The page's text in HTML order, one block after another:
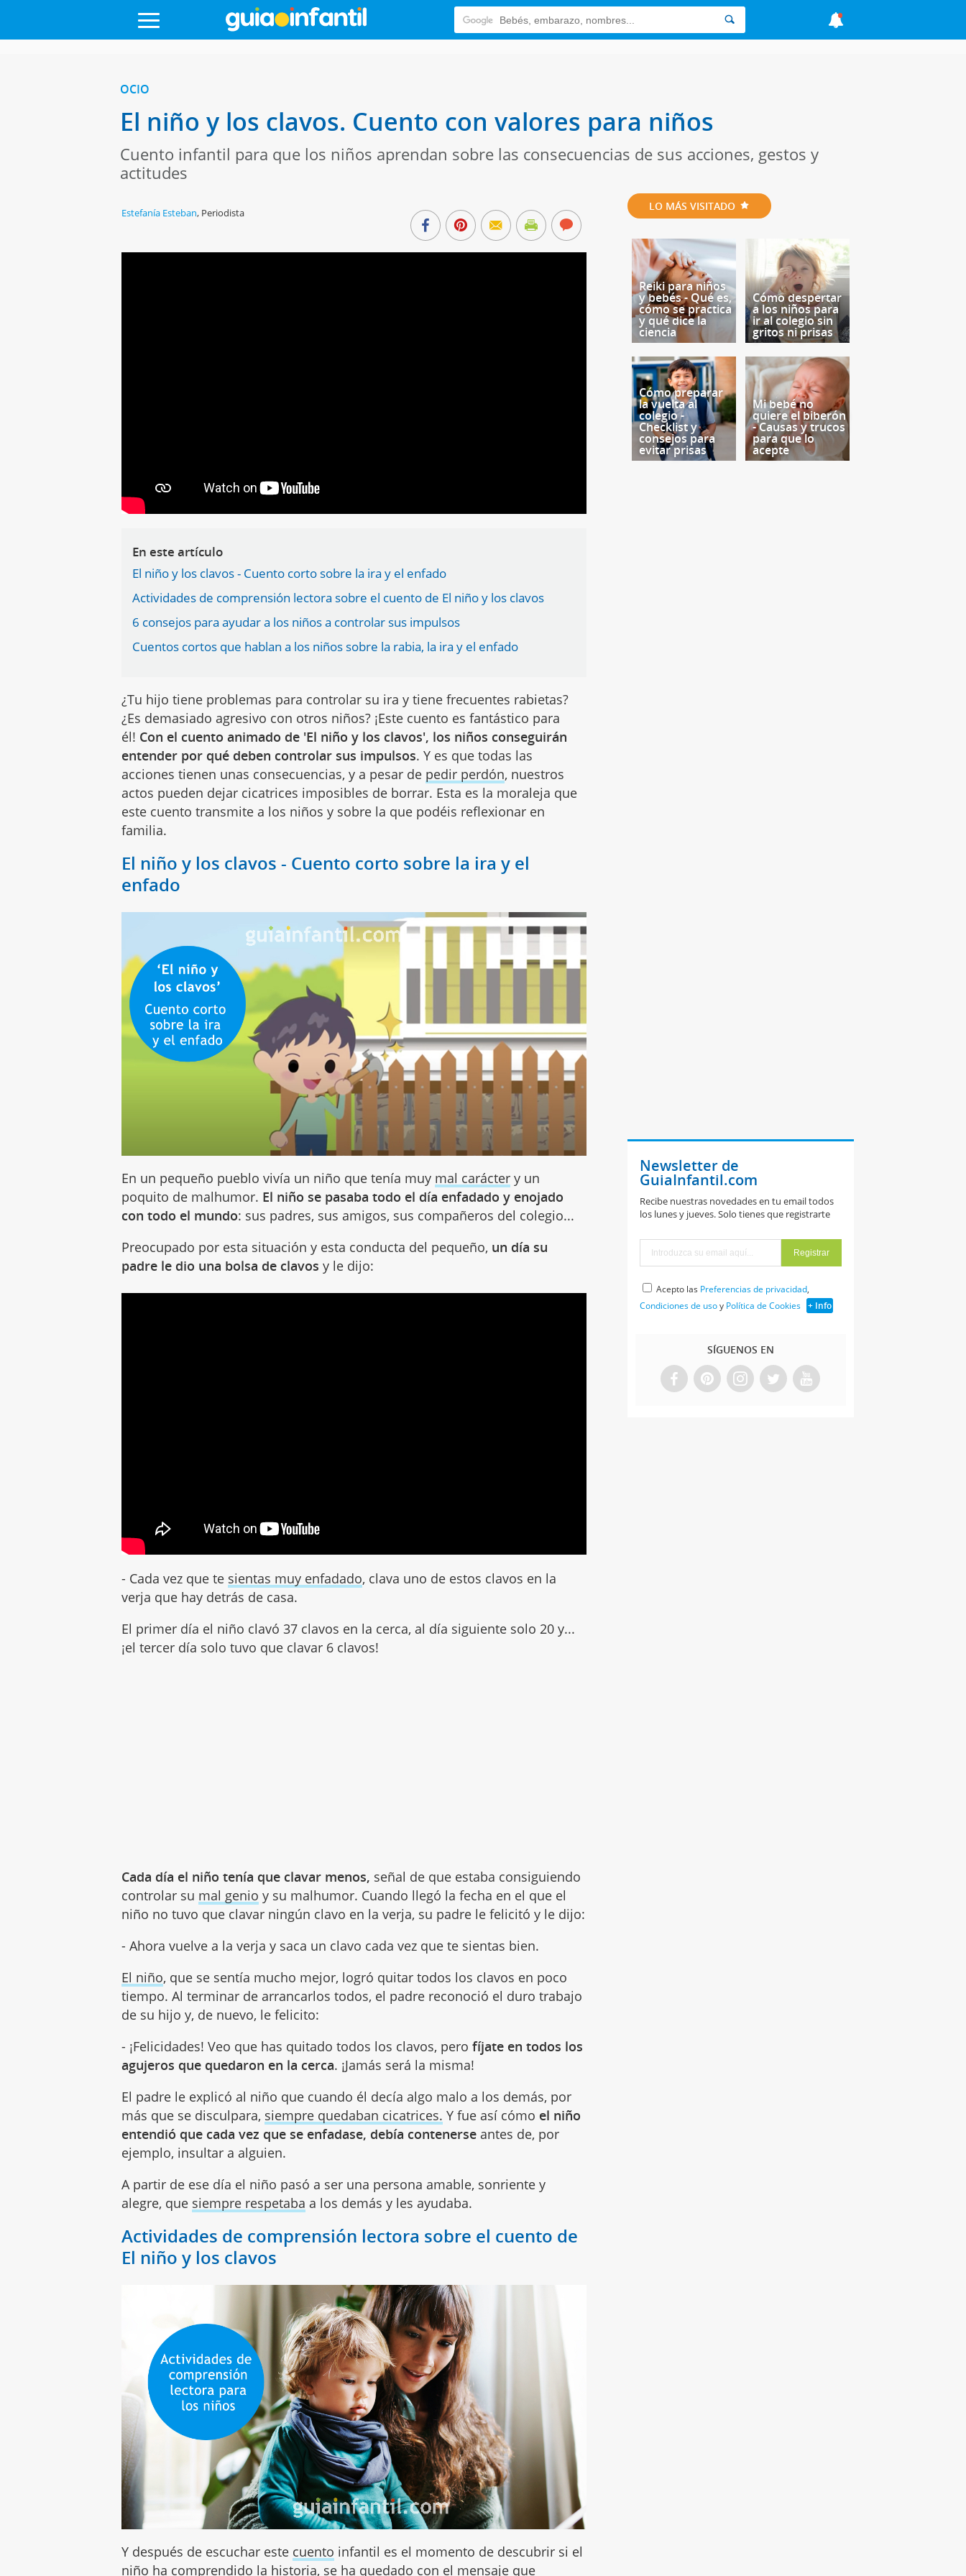
OCIO
El niño y los clavos. Cuento con valores para niños
Cuento infantil para que los niños aprendan sobre las consecuencias de sus acciones, gestos y
actitudes
Estefanía Esteban, Periodista
En este artículo
El niño y los clavos - Cuento corto sobre la ira y el enfado
Actividades de comprensión lectora sobre el cuento de El niño y los clavos
6 consejos para ayudar a los niños a controlar sus impulsos
Cuentos cortos que hablan a los niños sobre la rabia, la ira y el enfado
¿Tu hijo tiene problemas para controlar su ira y tiene frecuentes rabietas?
¿Es demasiado agresivo con otros niños? ¡Este cuento es fantástico para
él! Con el cuento animado de 'El niño y los clavos', los niños conseguirán
entender por qué deben controlar sus impulsos. Y es que todas las
acciones tienen unas consecuencias, y a pesar de pedir perdón, nuestros
actos pueden dejar cicatrices imposibles de borrar. Esta es la moraleja que
este cuento transmite a los niños y sobre la que podéis reflexionar en
familia.
El niño y los clavos - Cuento corto sobre la ira y el
enfado
En un pequeño pueblo vivía un niño que tenía muy mal carácter y un
poquito de malhumor. El niño se pasaba todo el día enfadado y enojado
con todo el mundo: sus padres, sus amigos, sus compañeros del colegio...
Preocupado por esta situación y esta conducta del pequeño, un día su
padre le dio una bolsa de clavos y le dijo:
- Cada vez que te sientas muy enfadado, clava uno de estos clavos en la
verja que hay detrás de casa.
El primer día el niño clavó 37 clavos en la cerca, al día siguiente solo 20 y...
¡el tercer día solo tuvo que clavar 6 clavos!
Cada día el niño tenía que clavar menos, señal de que estaba consiguiendo
controlar su mal genio y su malhumor. Cuando llegó la fecha en el que el
niño no tuvo que clavar ningún clavo en la verja, su padre le felicitó y le dijo:
- Ahora vuelve a la verja y saca un clavo cada vez que te sientas bien.
El niño, que se sentía mucho mejor, logró quitar todos los clavos en poco
tiempo. Al terminar de arrancarlos todos, el padre reconoció el duro trabajo
de su hijo y, de nuevo, le felicito:
- ¡Felicidades! Veo que has quitado todos los clavos, perofíjate en todos los
agujeros que quedaron en la cerca. ¡Jamás será la misma!
El padre le explicó al niño que cuando él decía algo malo a los demás, por
más que se disculpara, siempre quedaban cicatrices. Y fue así cómo el niño
entendió que cada vez que se enfadase, debía contenerse antes de, por
ejemplo, insultar a alguien.
A partir de ese día el niño pasó a ser una persona amable, sonriente y
alegre, que siempre respetaba a los demás y les ayudaba.
Actividades de comprensión lectora sobre el cuento de
El niño y los clavos
Y después de escuchar este cuento infantil es el momento de descubrir si el
niño ha comprendido la historia, se ha quedado con el mensaje que
LO MÁS VISITADO
Reiki para niños
y bebés - Qué es,
cómo se practica
y qué dice la
ciencia
Cómo despertar
a los niños para
ir al colegio sin
gritos ni prisas
Cómo preparar
la vuelta al
colegio -
Checklist y
consejos para
evitar prisas
Mi bebé no
quiere el biberón
- Causas y trucos
para que lo
acepte
Newsletter de
GuiaInfantil.com
Recibe nuestras novedades en tu email todos
los lunes y jueves. Solo tienes que registrarte
Acepto las Preferencias de privacidad,
Condiciones de usoy Política de Cookies + Info
SÍGUENOS EN